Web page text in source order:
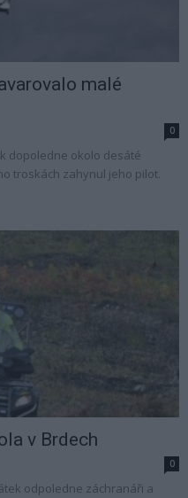
malé
0
dopoledne okolo desáté
troskách zahynul jeho pilot.
v Brdech
0
odpoledne záchranáři a